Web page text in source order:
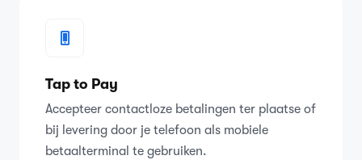
Tap to Pay
Accepteer contactloze betalingen ter plaatse of
bij levering door je telefoon als mobiele
betaalterminal te gebruiken.